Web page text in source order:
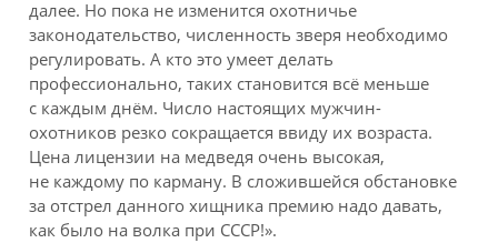
далее. Но пока не изменится охотничье
законодательство, численность зверя необходимо
регулировать. А кто это умеет делать
профессионально, таких становится всё меньше
с каждым днём. Число настоящих мужчин-
охотников резко сокращается ввиду их возраста.
Цена лицензии на медведя очень высокая,
не каждому по карману. В сложившейся обстановке
за отстрел данного хищника премию надо давать,
как было на волка при СССР!».